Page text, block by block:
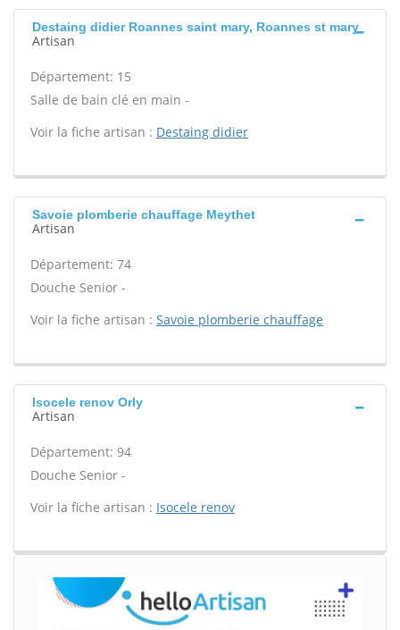
Destaing didier Roannes saint mary, Roannes st mary
Artisan
Département: 15
Salle de bain clé en main -
Voir la fiche artisan : Destaing didier
Savoie plomberie chauffage Meythet
Artisan
Département: 74
Douche Senior -
Voir la fiche artisan : Savoie plomberie chauffage
Isocele renov Orly
Artisan
Département: 94
Douche Senior -
Voir la fiche artisan : Isocele renov